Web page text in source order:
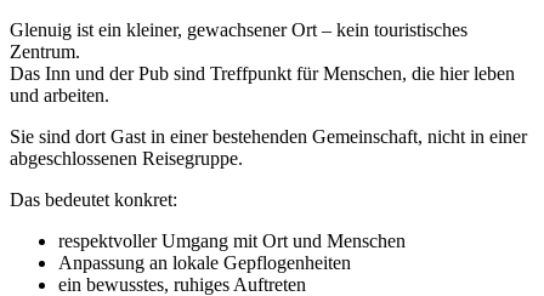
Glenuig ist ein kleiner, gewachsener Ort – kein touristisches
Zentrum.
Das Inn und der Pub sind Treffpunkt für Menschen, die hier leben
und arbeiten.
Sie sind dort Gast in einer bestehenden Gemeinschaft, nicht in einer
abgeschlossenen Reisegruppe.
Das bedeutet konkret:
respektvoller Umgang mit Ort und Menschen
Anpassung an lokale Gepflogenheiten
ein bewusstes, ruhiges Auftreten